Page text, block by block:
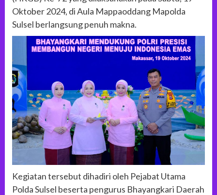
Oktober 2024, di Aula Mappaoddang Mapolda
Sulsel berlangsung penuh makna.
Kegiatan tersebut dihadiri oleh Pejabat Utama
Polda Sulsel beserta pengurus Bhayangkari Daerah